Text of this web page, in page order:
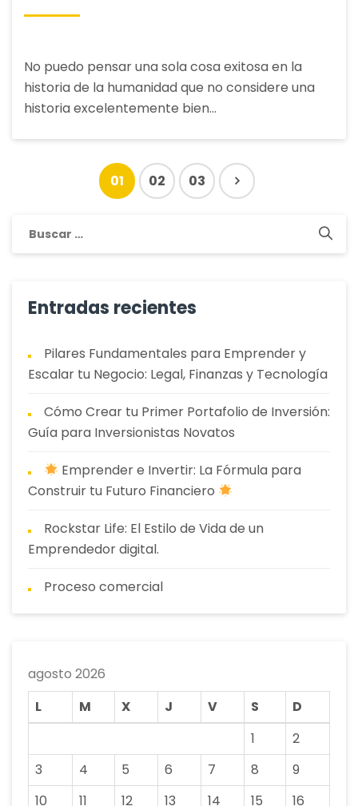
de
contar
historias.
No puedo pensar una sola cosa exitosa en la
historia de la humanidad que no considere una
historia excelentemente bien…
01 02 03
Entradas recientes
Pilares Fundamentales para Emprender y
Escalar tu Negocio: Legal, Finanzas y Tecnología
Cómo Crear tu Primer Portafolio de Inversión:
Guía para Inversionistas Novatos
Emprender e Invertir: La Fórmula para
Construir tu Futuro Financiero
Rockstar Life: El Estilo de Vida de un
Emprendedor digital.
Proceso comercial
agosto 2026
L
M X J V S
D
1
2
3
4 5 6 7 8
9
10
11 12 13 14 15 16